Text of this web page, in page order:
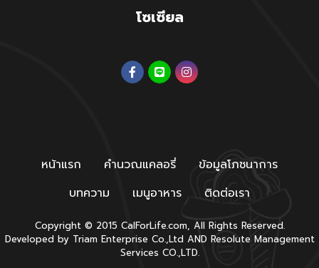
โซเซียล
หน้าแรก คำนวณแคลอรี่
ข้อมูลโภชนาการ
บทความ
เมนูอาหาร ติดต่อเรา
Copyright © 2015 CalForLife.com, All Rights Reserved.
Developed by Triam Enterprise Co.,Ltd AND Resolute Management
Services CO.,LTD.